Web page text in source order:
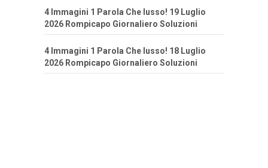
4 Immagini 1 Parola Che lusso! 19 Luglio
2026 Rompicapo Giornaliero Soluzioni
4 Immagini 1 Parola Che lusso! 18 Luglio
2026 Rompicapo Giornaliero Soluzioni